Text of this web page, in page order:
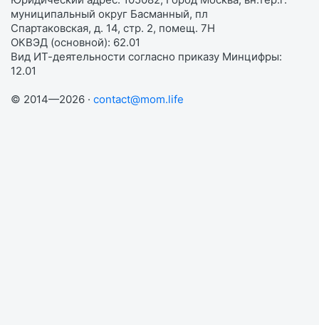
муниципальный округ Басманный, пл
Спартаковская, д. 14, стр. 2, помещ. 7Н
ОКВЭД (основной): 62.01
Вид ИТ-деятельности согласно приказу Минцифры:
12.01
© 2014—2026 · contact@mom.life